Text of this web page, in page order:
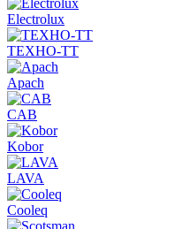
Electrolux
ТЕХНО-ТТ
Apach
CAB
Kobor
LAVA
Cooleq